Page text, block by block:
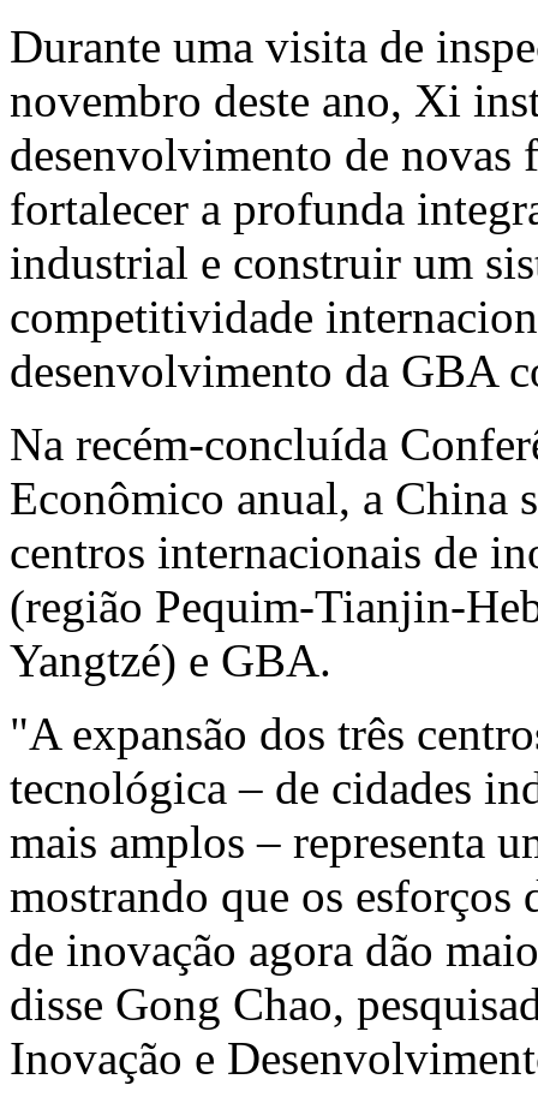
Durante uma visita de
novembro deste ano, Xi
desenvolvimento de novas
fortalecer a profunda
industrial e construir um
competitividade
desenvolvimento da GBA
Na recém-concluída
Econômico anual, a China
centros internacionais de
(região Pequim-Tianjin-
Yangtzé) e GBA.
"A expansão dos três
tecnológica – de cidades
mais amplos – representa
mostrando que os esforços
de inovação agora dão
disse Gong Chao,
Inovação e